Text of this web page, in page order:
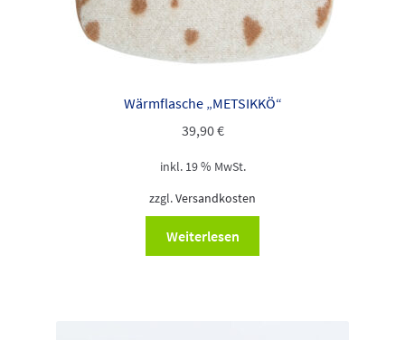
Wärmflasche „METSIKKÖ“
39,90€
inkl. 19 % MwSt.
zzgl.Versandkosten
Weiterlesen